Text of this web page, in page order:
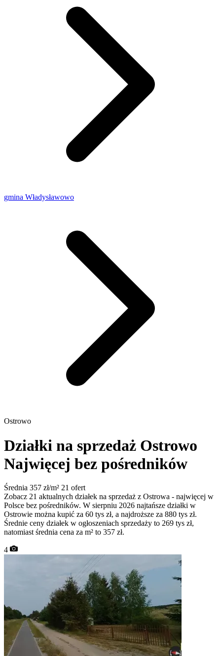
gmina Władysławowo
Ostrowo
Działki na sprzedaż Ostrowo
Najwięcej bez pośredników
Średnia 357 zł/m² 21 ofert
Zobacz 21 aktualnych działek na sprzedaż z Ostrowa - najwięcej w
Polsce bez pośredników. W sierpniu 2026 najtańsze działki w
Ostrowie można kupić za 60 tys zł, a najdroższe za 880 tys zł.
Średnie ceny działek w ogłoszeniach sprzedaży to 269 tys zł,
natomiast średnia cena za m² to 357 zł.
4